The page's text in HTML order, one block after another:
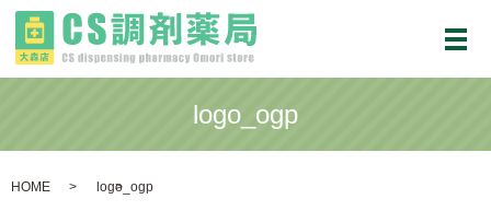
メ
logo_ogp
HOME logo_ogp